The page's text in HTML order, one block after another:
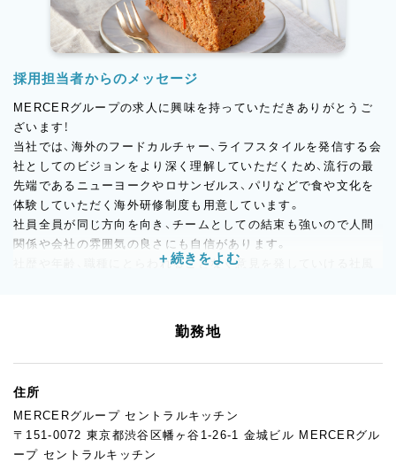
採用担当者からのメッセージ
MERCERグループの求人に興味を持っていただきありがとうご
ざいます！
当社では、海外のフードカルチャー、ライフスタイルを発信する会
社としてのビジョンをより深く理解していただくため、流行の最
先端であるニューヨークやロサンゼルス、パリなどで食や文化を
体験していただく海外研修制度も用意しています。
社員全員が同じ方向を向き、チームとしての結束も強いので人間
関係や会社の雰囲気の良さにも自信があります。
社歴や年齢、職種にとらわれることなく意見を発していける社風
「どんな会社か気になる！」という方！まずは会社見学や、ざっくば
らんにお話しするカジュアル面談のお申し込みも大歓迎です。
気になることは何でも聞いてくださいね。
勤務地
住所
MERCERグループ セントラルキッチン
〒151-0072 東京都渋谷区幡ヶ谷1-26-1 金城ビル MERCERグル
ープ セントラルキッチン